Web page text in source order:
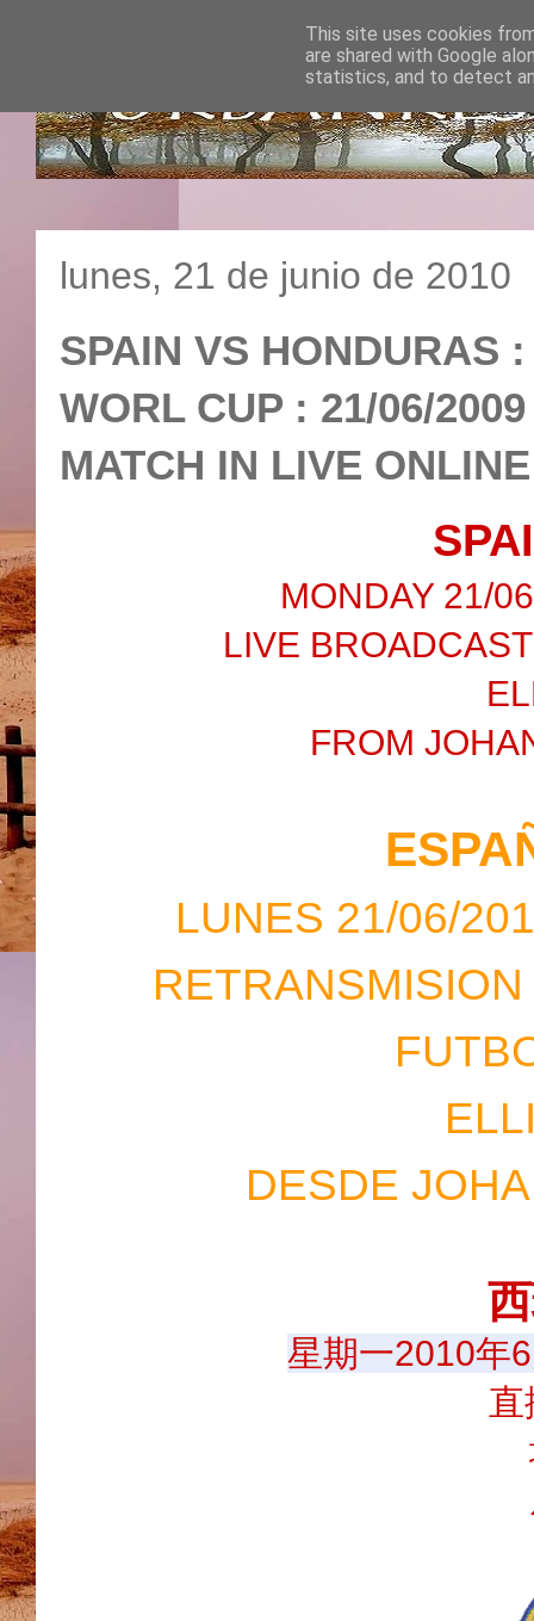
lunes, 21 de junio de 2010
SPAIN VS HONDURAS
WORL CUP : 21/06/
MATCH IN LIVE
MONDAY 21/
LIVE
FROM
LUNES 21/06/
DESDE
星期一2010年
直
This site uses cookies
are shared with Google
statistics, and to detect